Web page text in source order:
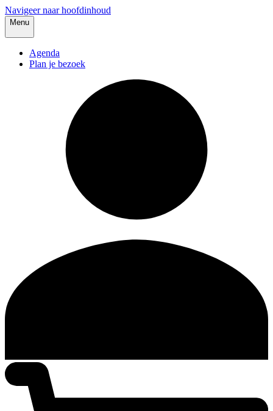
Navigeer naar hoofdinhoud
Menu
Agenda
Plan je bezoek